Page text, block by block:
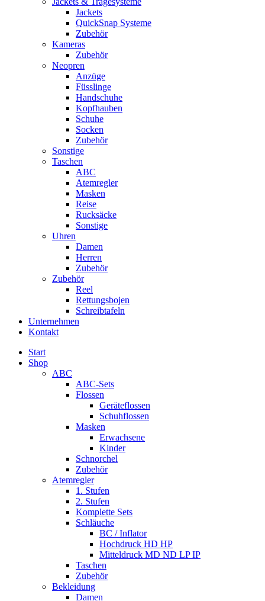
Jackets
QuickSnap Systeme
Zubehör
Kameras
Zubehör
Neopren
Anzüge
Füsslinge
Handschuhe
Kopfhauben
Schuhe
Socken
Zubehör
Sonstige
Taschen
ABC
Atemregler
Masken
Reise
Rucksäcke
Sonstige
Uhren
Damen
Herren
Zubehör
Zubehör
Reel
Rettungsbojen
Schreibtafeln
Unternehmen
Kontakt
Start
Shop
ABC
ABC-Sets
Flossen
Geräteflossen
Schuhflossen
Masken
Erwachsene
Kinder
Schnorchel
Zubehör
Atemregler
1. Stufen
2. Stufen
Komplette Sets
Schläuche
BC / Inflator
Hochdruck HD HP
Mitteldruck MD ND LP IP
Taschen
Zubehör
Bekleidung
Damen